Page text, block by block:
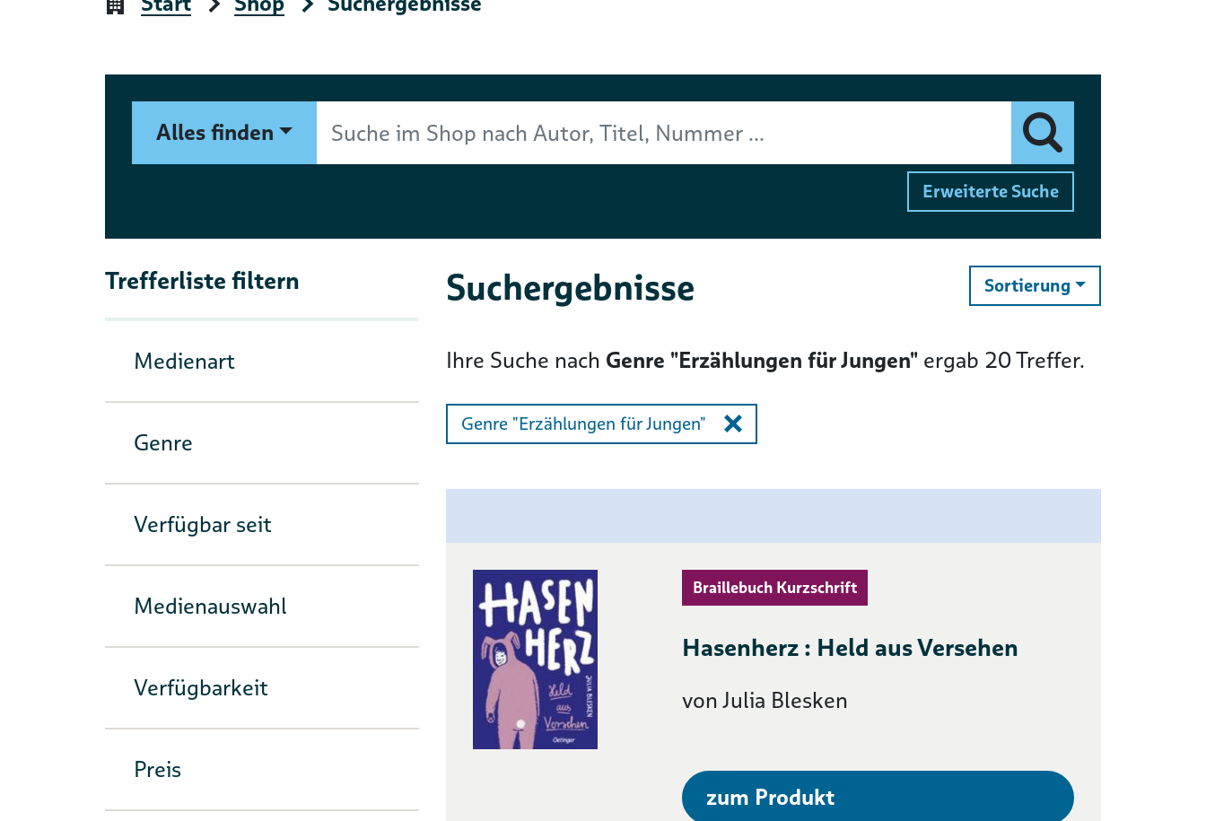
Suchformular
Alles finden
Suche im Shop nach Autor, Titel, Nummer ...
Erweiterte Suche
Trefferliste filtern
Medienart
Genre
Verfügbar seit
Medienauswahl
Verfügbarkeit
Preis
Suchergebnisse Sortierungändern
Ihre Suche nach Genre "Erzählungen für Jungen" ergab 20Treffer.
Genre "Erzählungen für Jungen"
Braillebuch Kurzschrift
Hasenherz : Held aus Versehen
von Julia Blesken
zum Produkt